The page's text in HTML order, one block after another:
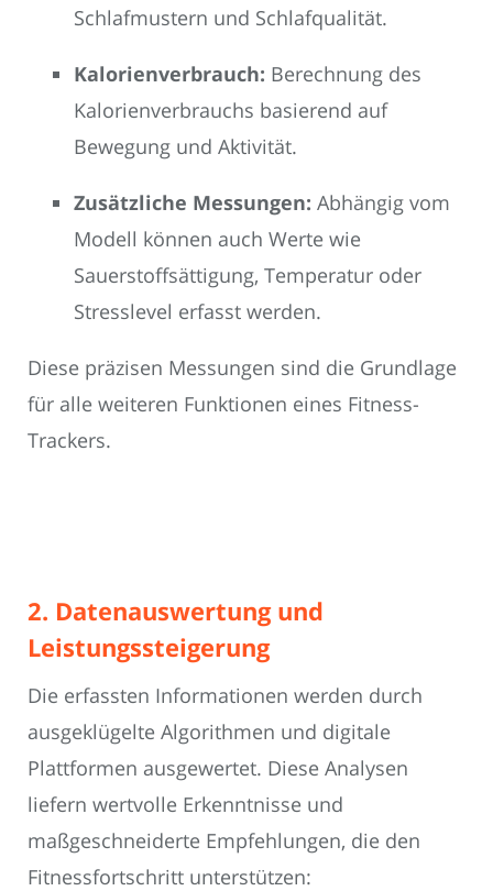
Schlafmustern und Schlafqualität.
Kalorienverbrauch: Berechnung des
Kalorienverbrauchs basierend auf
Bewegung und Aktivität.
Zusätzliche Messungen: Abhängig vom
Modell können auch Werte wie
Sauerstoffsättigung, Temperatur oder
Stresslevel erfasst werden.
Diese präzisen Messungen sind die Grundlage
für alle weiteren Funktionen eines Fitness-
Trackers.
2. Datenauswertung und
Leistungssteigerung
Die erfassten Informationen werden durch
ausgeklügelte Algorithmen und digitale
Plattformen ausgewertet. Diese Analysen
liefern wertvolle Erkenntnisse und
maßgeschneiderte Empfehlungen, die den
Fitnessfortschritt unterstützen: